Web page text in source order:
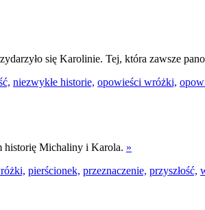
się Karolinie. Tej, która zawsze
niezwykłe historie, opowieści wróżki,
historię Michaliny i Karola. »
pierścionek, przeznaczenie, przyszłość,